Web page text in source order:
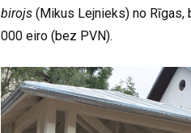
birojs (Mikus Lejnieks) no Rīgas,
000 eiro (bez PVN).